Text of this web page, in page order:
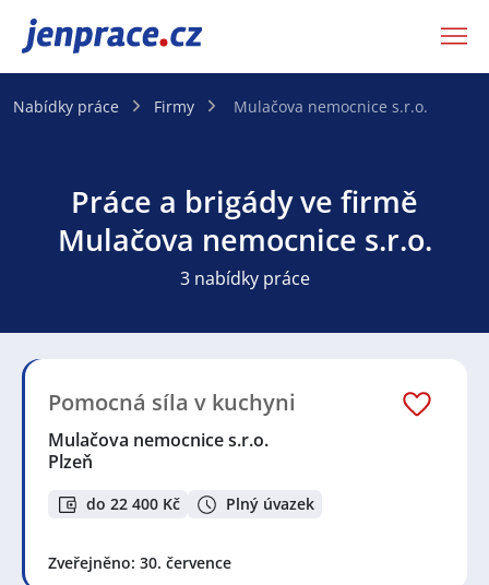
JenPráce.cz
Nabídky práce Firmy Mulačova nemocnice s.r.o.
Práce a brigády ve firmě
Mulačova nemocnice s.r.o.
3 nabídky práce
Pomocná síla v kuchyni
Mulačova nemocnice s.r.o.
Plzeň
do 22 400 Kč Plný úvazek
Zveřejněno: 30. července